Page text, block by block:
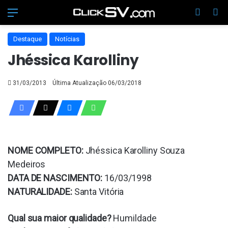
Destaque Notícias
Jhéssica Karolliny
31/03/2013 Última Atualização 06/03/2018
NOME COMPLETO:Jhéssica Karolliny Souza
Medeiros
DATA DE NASCIMENTO: 16/03/1998
NATURALIDADE:Santa Vitória
Qual sua maior qualidade?Humildade